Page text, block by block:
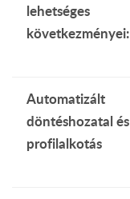
lehetséges
következményei:
Automatizált
döntéshozatal és
profilalkotás